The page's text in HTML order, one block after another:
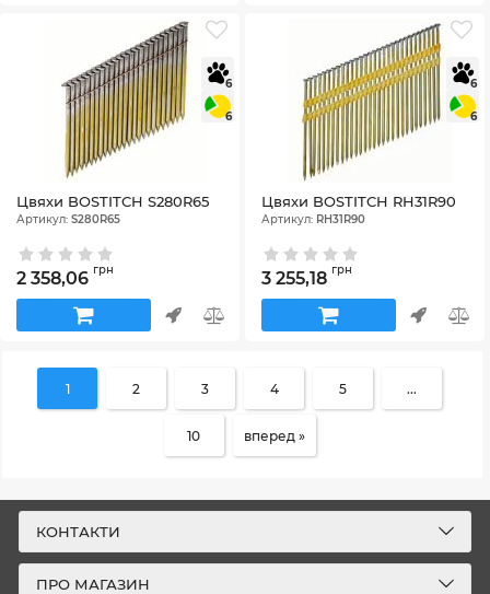
6
6
Цвяхи BOSTITCH S280R65
Артикул: S280R65
2 358,06 грн
6
6
Цвяхи BOSTITCH RH31R90
Артикул: RH31R90
3 255,18 грн
1 2 3 4 5 ...
10 вперед »
КОНТАКТИ
ПРО МАГАЗИН